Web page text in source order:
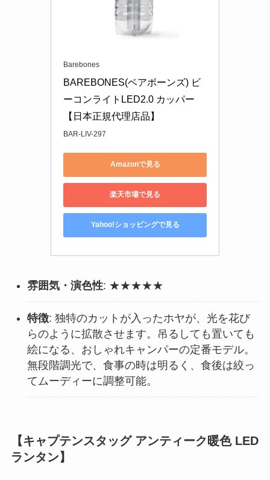
Barebones
BAREBONES(ベアボーンズ) ビ
ーコンライトLED2.0 カッパー
【日本正規代理店品】
BAR-LIV-297
Amazonで見る
楽天市場で見る
Yahoo!ショッピングで見る
雰囲気・演色性: ★★★★★
特徴: 独特のカットが入ったホヤが、光を花び
らのように拡散させます。吊るしても置いても
絵になる、おしゃれキャンパーの定番モデル。
無段階調光で、食事の時は明るく、食後は絞っ
てムーディーに調整可能。
【キャプテンスタッグ アンティーク暖色 LED
ランタン】